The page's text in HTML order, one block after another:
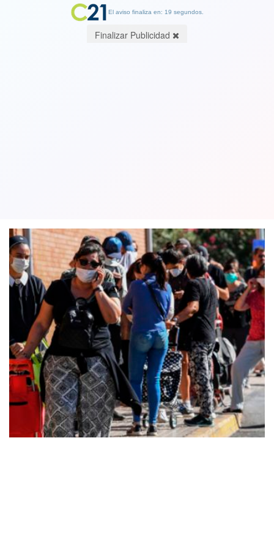
El aviso finaliza en: 19 segundos.
Finalizar Publicidad